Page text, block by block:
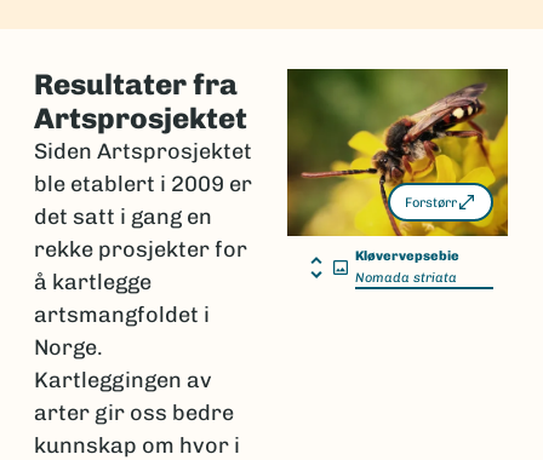
Forstørr
Kløvervepsebie
Nomada striata
Resultater fra
Artsprosjektet
Siden Artsprosjektet
ble etablert i 2009 er
det satt i gang en
rekke prosjekter for
å kartlegge
artsmangfoldet i
Norge.
Kartleggingen av
arter gir oss bedre
kunnskap om hvor i